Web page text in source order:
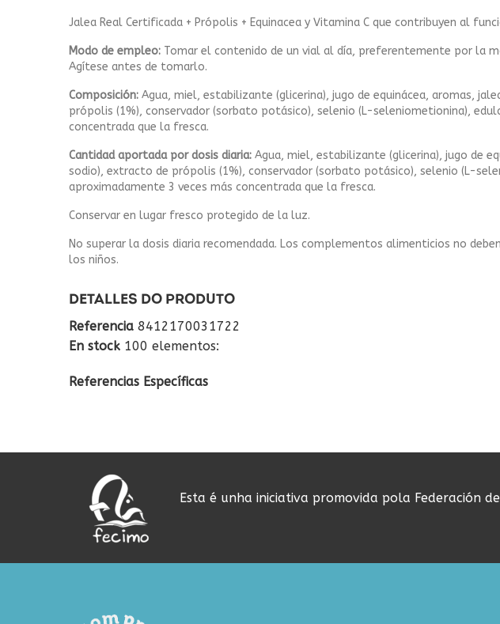
Jalea Real Certificada + Própolis + Equinacea y Vitamina C que contribuyen al
Modo de empleo: Tomar el contenido de un vial al día, preferentemente por la
Agítese antes de tomarlo.
Composición: Agua, miel, estabilizante (glicerina), jugo de equinácea, aromas,
própolis (1%), conservador (sorbato potásico), selenio (L-seleniometionina),
concentrada que la fresca.
Cantidad aportada por dosis diaria: Agua, miel, estabilizante (glicerina), jugo de
sodio), extracto de própolis (1%), conservador (sorbato potásico), selenio (L-
aproximadamente 3 veces más concentrada que la fresca.
Conservar en lugar fresco protegido de la luz.
No superar la dosis diaria recomendada. Los complementos alimenticios no
los niños.
DETALLES DO PRODUTO
Referencia 8412170031722
En stock 100 elementos:
Referencias Específicas
Esta é unha iniciativa promovida pola Federación